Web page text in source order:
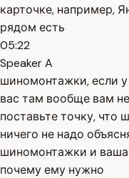
карточке, например,
рядом есть
05:22
Speaker A
шиномонтажки, если
вас там вообще вам
поставьте точку, что
ничего не надо
шиномонтажки и ваша
почему ему нужно